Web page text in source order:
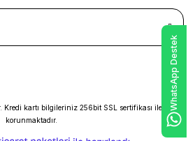
Kredi kartı bilgileriniz 256bit SSL sertifikası ile
korunmaktadır.
WhatsApp Destek